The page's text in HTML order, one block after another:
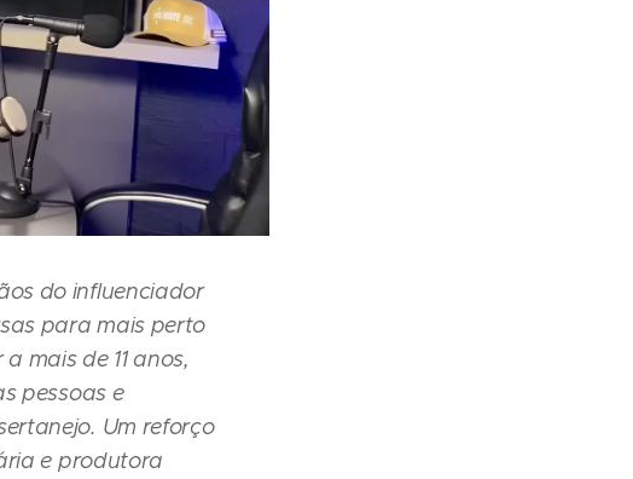
do influenciador
para mais perto
mais de 11 anos,
pessoas e
Um reforço
e produtora